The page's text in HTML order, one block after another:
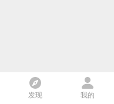
发现 我的